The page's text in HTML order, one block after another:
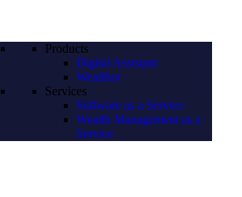
Products
Digital Assistant
Wealthor
Services
Software as a Service
Wealth Management as a
Service